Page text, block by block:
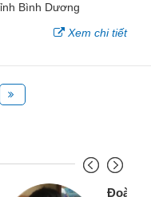
Bình Dương
Xem chi tiết